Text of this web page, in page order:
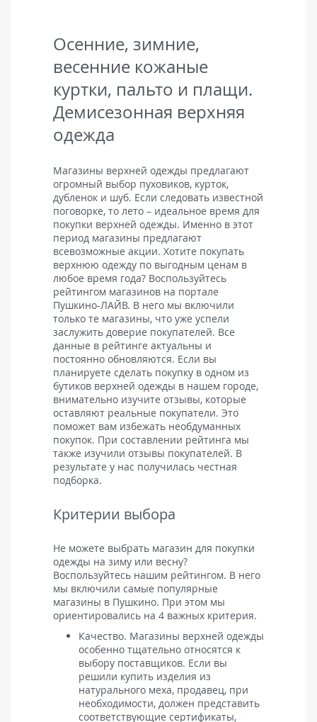
понравился, продавцы немного навязчивы, по ценам
ДОРОГО!
Осенние, зимние,
весенние кожаные
куртки, пальто и плащи.
Демисезонная верхняя
одежда
Магазины верхней одежды предлагают
огромный выбор пуховиков, курток,
дубленок и шуб. Если следовать известной
поговорке, то лето – идеальное время для
покупки верхней одежды. Именно в этот
период магазины предлагают
всевозможные акции. Хотите покупать
верхнюю одежду по выгодным ценам в
любое время года? Воспользуйтесь
рейтингом магазинов на портале
Пушкино-ЛАЙВ. В него мы включили
только те магазины, что уже успели
заслужить доверие покупателей. Все
данные в рейтинге актуальны и
постоянно обновляются. Если вы
планируете сделать покупку в одном из
бутиков верхней одежды в нашем городе,
внимательно изучите отзывы, которые
оставляют реальные покупатели. Это
поможет вам избежать необдуманных
покупок. При составлении рейтинга мы
также изучили отзывы покупателей. В
результате у нас получилась честная
подборка.
Критерии выбора
Не можете выбрать магазин для покупки
одежды на зиму или весну?
Воспользуйтесь нашим рейтингом. В него
мы включили самые популярные
магазины в Пушкино. При этом мы
ориентировались на 4 важных критерия.
Качество. Магазины верхней одежды
особенно тщательно относятся к
выбору поставщиков. Если вы
решили купить изделия из
натурального меха, продавец, при
необходимости, должен представить
соответствующие сертификаты,